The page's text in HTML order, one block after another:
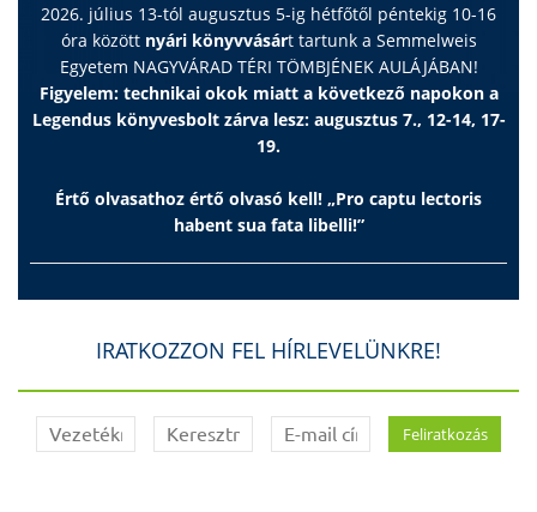
2026. július 13-tól augusztus 5-ig hétfőtől péntekig 10-16
óra között nyári könyvvásárt tartunk a Semmelweis
Egyetem NAGYVÁRAD TÉRI TÖMBJÉNEK AULÁJÁBAN!
Figyelem: technikai okok miatt a következő napokon a
Legendus könyvesbolt zárva lesz: augusztus 7., 12-14, 17-
19.
Értő olvasathoz értő olvasó kell! „Pro captu lectoris
habent sua fata libelli!”
IRATKOZZON FEL HÍRLEVELÜNKRE!